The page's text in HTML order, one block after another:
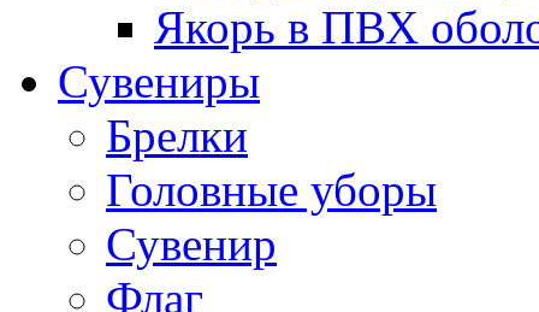
Якорь в ПВХ
Сувениры
Брелки
Головные уборы
Сувенир
Флаг